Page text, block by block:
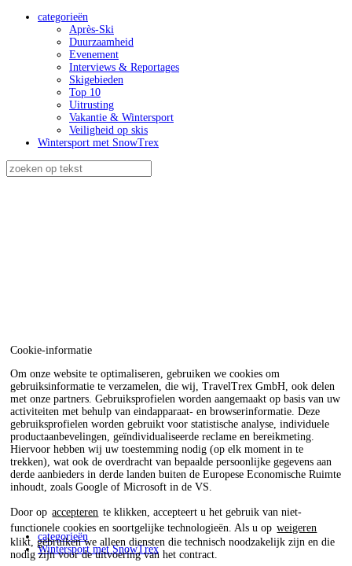
Cookie-informatie
Om onze website te optimaliseren, gebruiken we cookies om
gebruiksinformatie te verzamelen, die wij, TravelTrex GmbH, ook delen
met onze partners. Gebruiksprofielen worden aangemaakt op basis van uw
activiteiten met behulp van eindapparaat- en browserinformatie. Deze
gebruiksprofielen worden gebruikt voor statistische analyse, individuele
productaanbevelingen, geïndividualiseerde reclame en bereikmeting.
Hiervoor hebben wij uw toestemming nodig (op elk moment in te
trekken), wat ook de overdracht van bepaalde persoonlijke gegevens aan
derde aanbieders in derde landen buiten de Europese Economische Ruimte
inhoudt, zoals Google of Microsoft in de VS.
Door op accepteren te klikken, accepteert u het gebruik van niet-
functionele cookies en soortgelijke technologieën. Als u op weigeren
klikt, gebruiken we alleen diensten die technisch noodzakelijk zijn en die
nodig zijn voor de uitvoering van het contract.
categorieën
Après-Ski
Duurzaamheid
Evenement
Interviews & Reportages
Skigebieden
Top 10
Uitrusting
Vakantie & Wintersport
Veiligheid op skis
Wintersport met SnowTrex
categorieën
Wintersport met SnowTrex